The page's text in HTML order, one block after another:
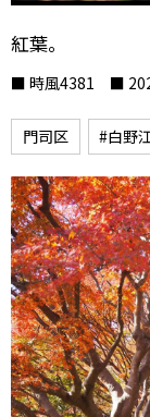
紅葉。
■ 時風4381 ■
門司区 #白野